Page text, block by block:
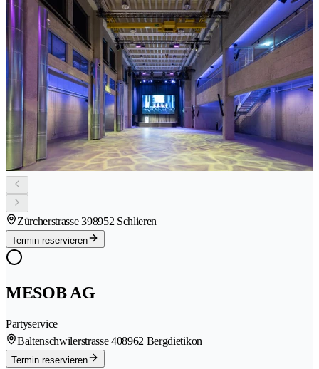
Zürcherstrasse 398952 Schlieren
Termin reservieren
MESOB AG
Partyservice
Baltenschwilerstrasse 408962 Bergdietikon
Termin reservieren